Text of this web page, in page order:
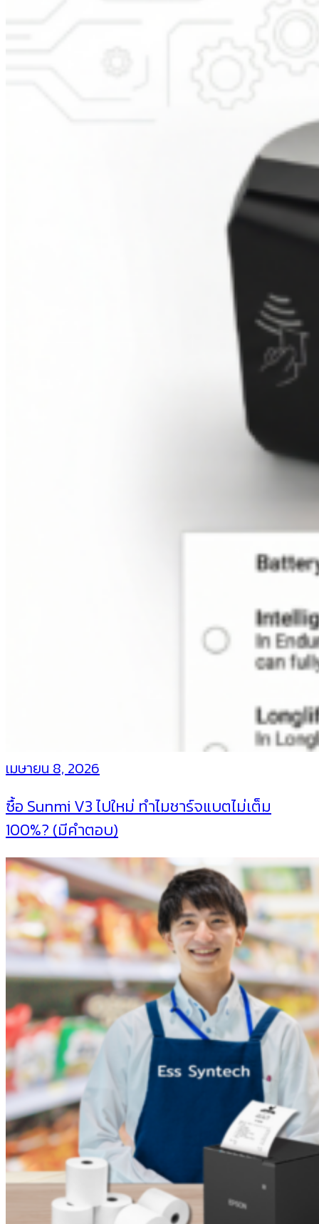
เมษายน 8, 2026
ซื้อ Sunmi V3 ไปใหม่ ทำไมชาร์จแบตไม่เต็ม
100%? (มีคำตอบ)